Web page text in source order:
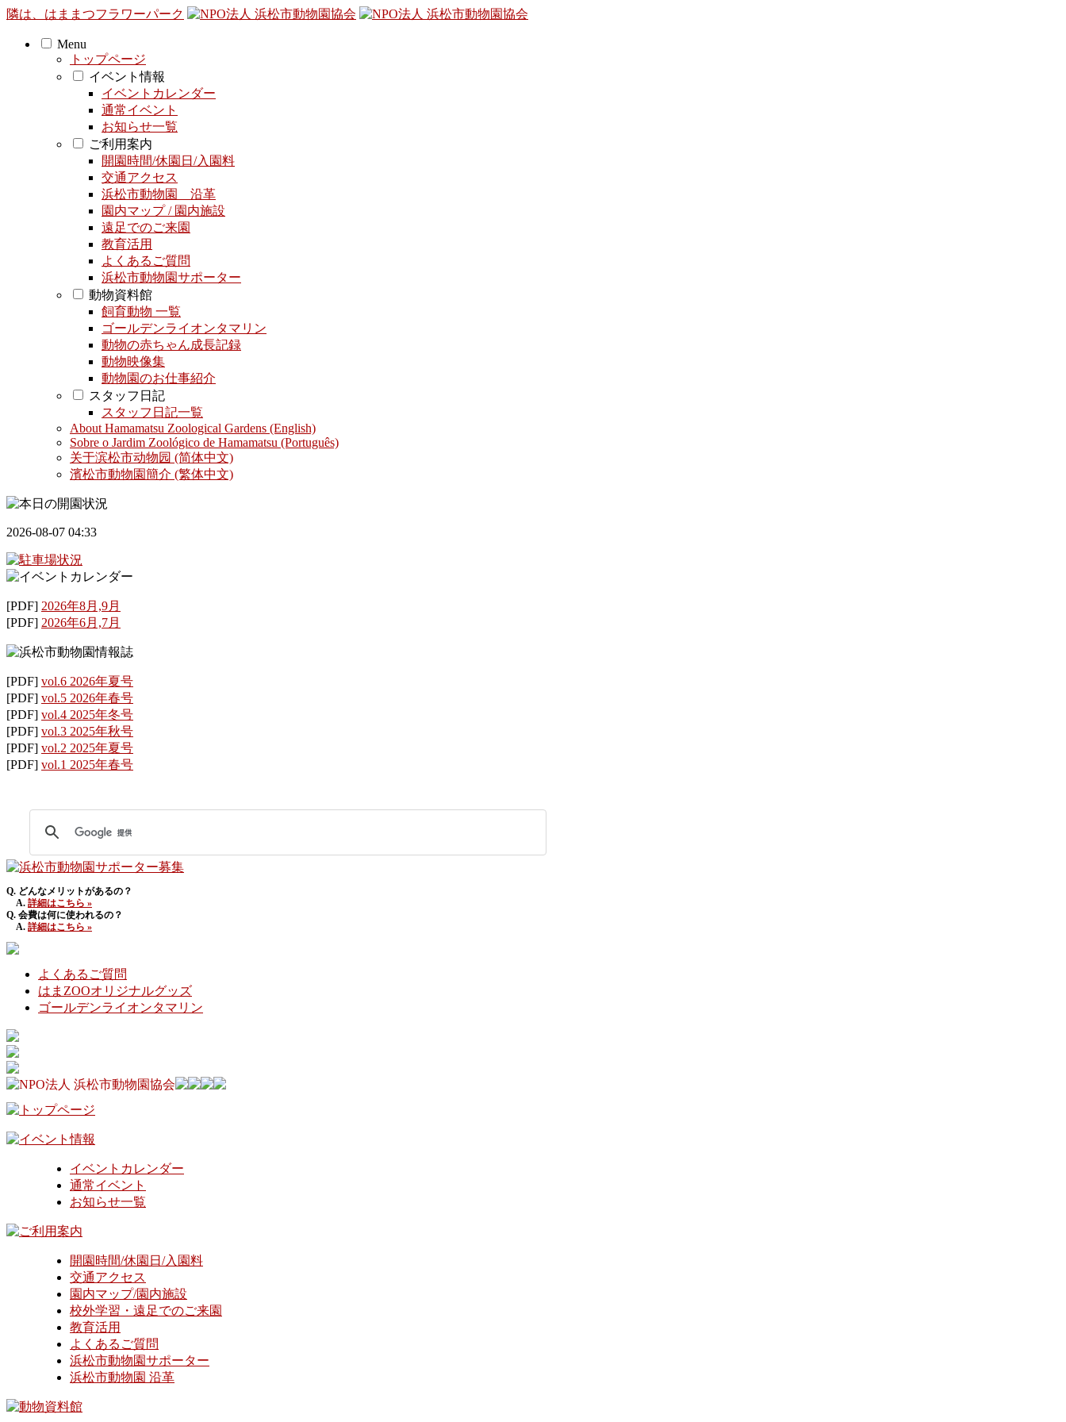
隣は、はままつフラワーパーク
Menu
トップページ
イベント情報
イベントカレンダー
通常イベント
お知らせ一覧
ご利用案内
開園時間/休園日/入園料
交通アクセス
浜松市動物園 沿革
園内マップ / 園内施設
遠足でのご来園
教育活用
よくあるご質問
浜松市動物園サポーター
動物資料館
飼育動物 一覧
ゴールデンライオンタマリン
動物の赤ちゃん成長記録
動物映像集
動物園のお仕事紹介
スタッフ日記
スタッフ日記一覧
About Hamamatsu Zoological Gardens (English)
Sobre o Jardim Zoológico de Hamamatsu (Português)
关于滨松市动物园 (简体中文)
濱松市動物園簡介 (繁体中文)
2026-08-07 04:33
[PDF] 2026年8月,9月
[PDF] 2026年6月,7月
[PDF] vol.6 2026年夏号
[PDF] vol.5 2026年春号
[PDF] vol.4 2025年冬号
[PDF] vol.3 2025年秋号
[PDF] vol.2 2025年夏号
[PDF] vol.1 2025年春号
Q. どんなメリットがあるの？
A. 詳細はこちら »
Q. 会費は何に使われるの？
A. 詳細はこちら »
よくあるご質問
はまZOOオリジナルグッズ
ゴールデンライオンタマリン
イベントカレンダー
通常イベント
お知らせ一覧
開園時間/休園日/入園料
交通アクセス
園内マップ/園内施設
校外学習・遠足でのご来園
教育活用
よくあるご質問
浜松市動物園サポーター
浜松市動物園 沿革